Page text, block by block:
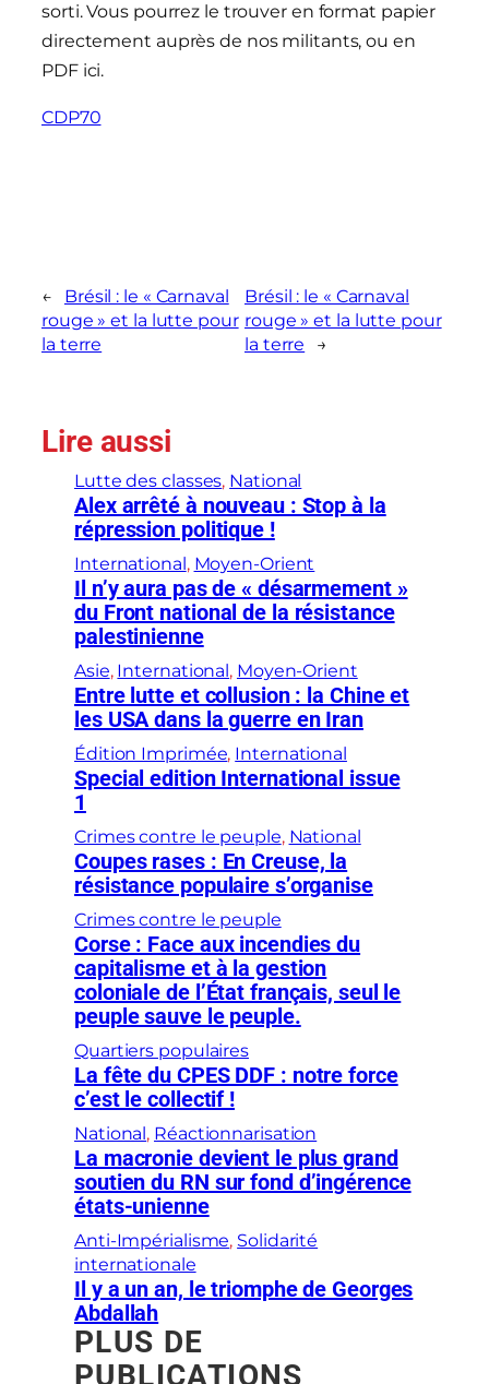
sorti. Vous pourrez le trouver en format papier
directement auprès de nos militants, ou en
PDF ici.
CDP70
←
Brésil : le « Carnaval
rouge » et la lutte pour
la terre
Brésil : le « Carnaval
rouge » et la lutte pour
la terre
→
Lire aussi
Lutte des classes, National
Alex arrêté à nouveau : Stop à la
répression politique !
International, Moyen-Orient
Il n’y aura pas de « désarmement »
du Front national de la résistance
palestinienne
Asie, International, Moyen-Orient
Entre lutte et collusion : la Chine et
les USA dans la guerre en Iran
Édition Imprimée, International
Special edition International issue
1
Crimes contre le peuple, National
Coupes rases : En Creuse, la
résistance populaire s’organise
Crimes contre le peuple
Corse : Face aux incendies du
capitalisme et à la gestion
coloniale de l’État français, seul le
peuple sauve le peuple.
Quartiers populaires
La fête du CPES DDF : notre force
c’est le collectif !
National, Réactionnarisation
La macronie devient le plus grand
soutien du RN sur fond d’ingérence
états-unienne
Anti-Impérialisme, Solidarité
internationale
Il y a un an, le triomphe de Georges
Abdallah
PLUS DE
PUBLICATIONS